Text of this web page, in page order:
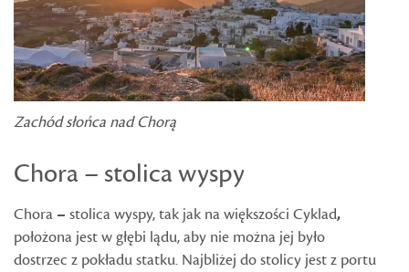
Zachód słońca nad Chorą
Chora – stolica wyspy
Chora – stolica wyspy, tak jak na większości Cyklad,
położona jest w głębi lądu, aby nie można jej było
dostrzec z pokładu statku. Najbliżej do stolicy jest z portu